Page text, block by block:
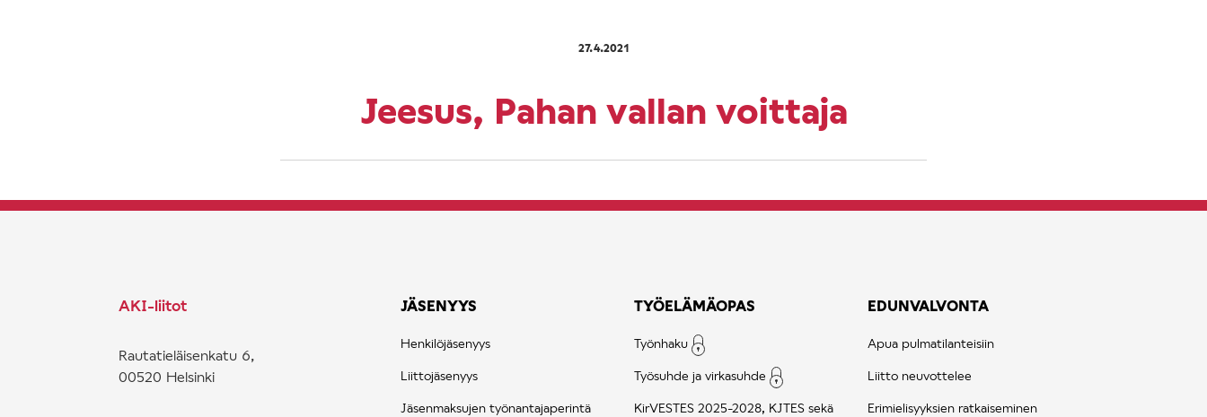
27.4.2021
Jeesus, Pahan vallan voittaja
AKI-liitot
Rautatieläisenkatu 6,
00520 Helsinki
JÄSENYYS
Henkilöjäsenyys
Liittojäsenyys
Jäsenmaksujen työnantajaperintä
TYÖELÄMÄOPAS
Työnhaku
Työsuhde ja virkasuhde
KirVESTES 2025-2028, KJTES sekä
EDUNVALVONTA
Apua pulmatilanteisiin
Liitto neuvottelee
Erimielisyyksien ratkaiseminen